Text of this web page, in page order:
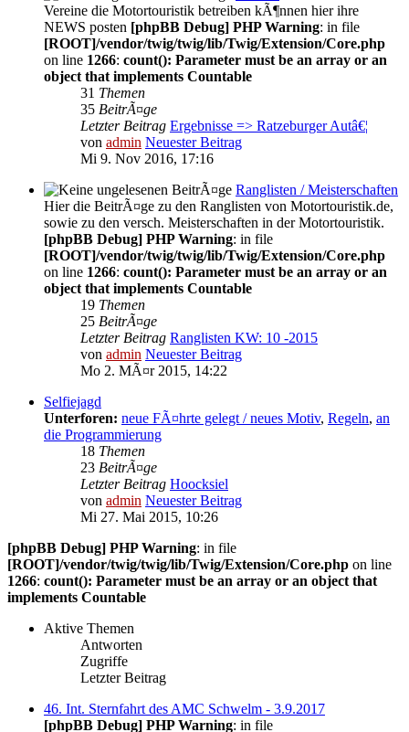
Vereine die Motortouristik betreiben kÃ¶nnen hier ihre
NEWS posten [phpBB Debug] PHP Warning: in file
[ROOT]/vendor/twig/twig/lib/Twig/Extension/Core.php
on line 1266: count(): Parameter must be an array or an
object that implements Countable
31 Themen
35 BeitrÃ¤ge
Letzter Beitrag Ergebnisse => Ratzeburger Autâ€¦
von admin Neuester Beitrag
Mi 9. Nov 2016, 17:16
Ranglisten / Meisterschaften
Hier die BeitrÃ¤ge zu den Ranglisten von Motortouristik.de,
sowie zu den versch. Meisterschaften in der Motortouristik.
[phpBB Debug] PHP Warning: in file
[ROOT]/vendor/twig/twig/lib/Twig/Extension/Core.php
on line 1266: count(): Parameter must be an array or an
object that implements Countable
19 Themen
25 BeitrÃ¤ge
Letzter Beitrag Ranglisten KW: 10 -2015
von admin Neuester Beitrag
Mo 2. MÃ¤r 2015, 14:22
Selfiejagd
Unterforen: neue FÃ¤hrte gelegt / neues Motiv, Regeln, an
die Programmierung
18 Themen
23 BeitrÃ¤ge
Letzter Beitrag Hoocksiel
von admin Neuester Beitrag
Mi 27. Mai 2015, 10:26
[phpBB Debug] PHP Warning: in file
[ROOT]/vendor/twig/twig/lib/Twig/Extension/Core.php on line
1266: count(): Parameter must be an array or an object that
implements Countable
Aktive Themen
Antworten
Zugriffe
Letzter Beitrag
46. Int. Sternfahrt des AMC Schwelm - 3.9.2017
[phpBB Debug] PHP Warning: in file